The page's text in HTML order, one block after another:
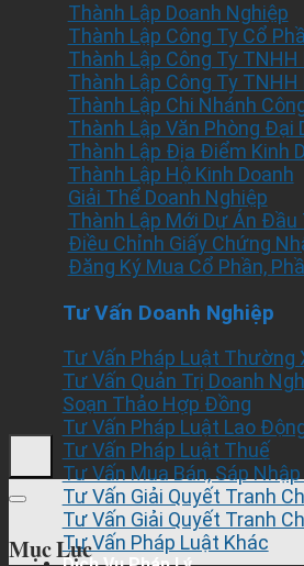
Thành Lập Doanh Nghiệp
Thành Lập Công Ty Cổ
Thành Lập Công Ty
Thành Lập Công Ty TNHH
Thành Lập Chi Nhánh
Thành Lập Văn Phòng Đại
Thành Lập Địa Điểm Kinh
Thành Lập Hộ Kinh Doanh
Giải Thể Doanh Nghiệp
Thành Lập Mới Dự Án Đầu
Điều Chỉnh Giấy Chứng
Đăng Ký Mua Cổ Phần,
Tư Vấn Doanh Nghiệp
Tư Vấn Pháp Luật Thường
Tư Vấn Quản Trị Doanh
Soạn Thảo Hợp Đồng
Tư Vấn Pháp Luật Lao
Tư Vấn Pháp Luật Thuế
Tư Vấn Mua Bán, Sáp
Tư Vấn Giải Quyết Tranh
Tư Vấn Giải Quyết Tranh
Tư Vấn Pháp Luật Khác
Mục Lục